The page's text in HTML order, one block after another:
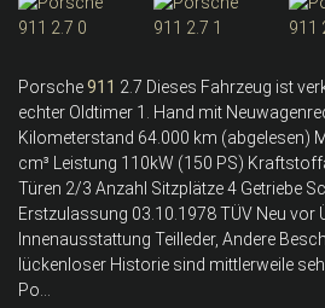
Porsche911 2.7 Dieses Fahrzeug ist
echter Oldtimer 1. Hand mit
Kilometerstand 64.000 km (abgelesen)
cm³ Leistung 110kW (150 PS)
Türen 2/3 Anzahl Sitzplätze 4 Getriebe
Erstzulassung 03.10.1978 TÜV Neu vor
Innenausstattung Teilleder, Andere
lückenloser Historie sind mittlerweile
Po...